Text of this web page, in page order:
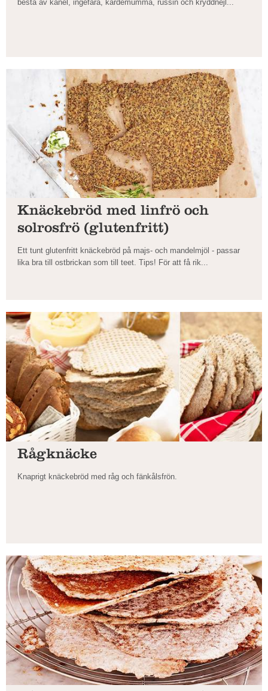
bestå av kanel, ingefära, kardemumma, russin och kryddnejl...
Knäckebröd med linfrö och
solrosfrö (glutenfritt)
Ett tunt glutenfritt knäckebröd på majs- och mandelmjöl - passar
lika bra till ostbrickan som till teet. Tips! För att få rik...
Rågknäcke
Knaprigt knäckebröd med råg och fänkålsfrön.